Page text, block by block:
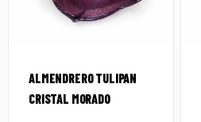
ALMENDRERO TULIPAN
CRISTAL MORADO